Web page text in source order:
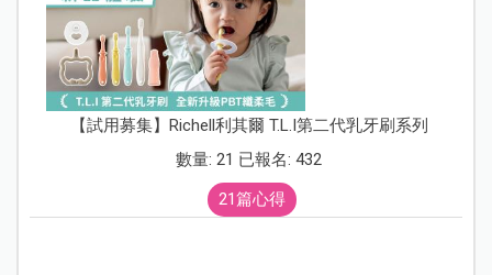
【試用募集】Richell利其爾 T.L.I第二代乳牙刷系列
數量: 21 已報名: 432
21篇心得